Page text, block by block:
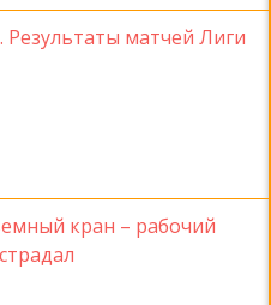
матчей Лиги
кран – рабочий